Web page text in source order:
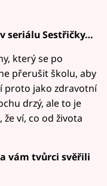
seriálu Sestřičky…
který se po
přerušit školu, aby
proto jako zdravotní
drzý, ale to je
ví, co od života
vám tvůrci svěřili